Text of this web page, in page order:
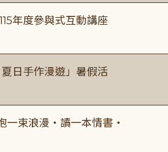
年度參與式互動講座
日手作漫遊」暑假活
一束浪漫・讀一本情書・